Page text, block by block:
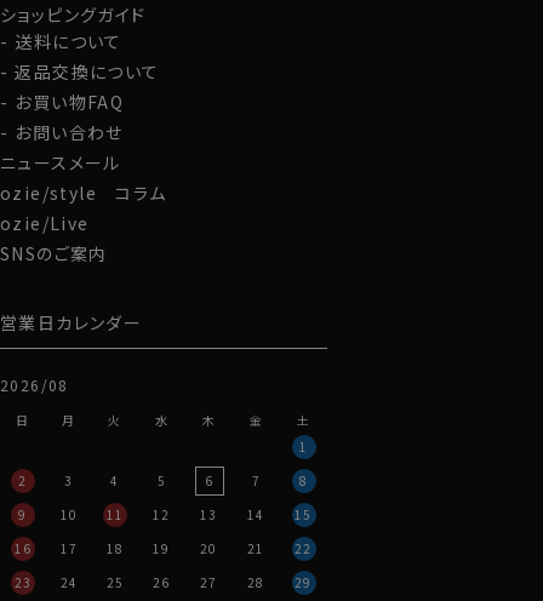
ショッピングガイド
送料について
返品交換について
お買い物FAQ
お問い合わせ
ニュースメール
ozie/style コラム
ozie/Live
SNSのご案内
営業日カレンダー
2026/08
日 月 火 水 木 金
土
1
2
3 4 5 6 7
8
9
10 11 12 13 14
15
16
17 18 19 20 21
22
23
24 25 26 27 28 29